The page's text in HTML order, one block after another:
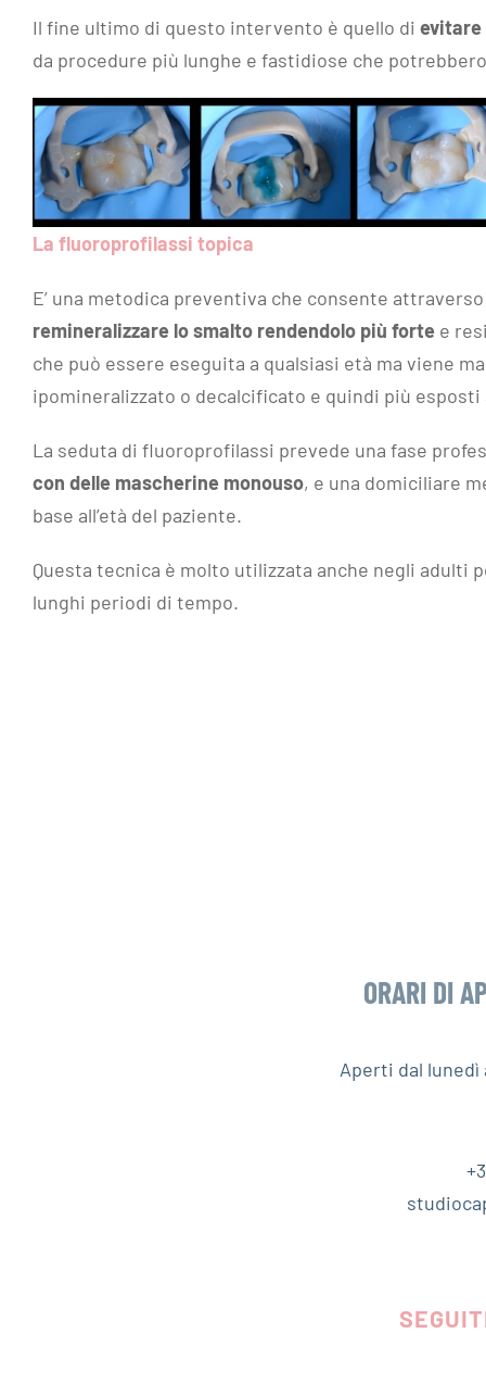
Il fine ultimo di questo intervento è quello di evitare
da procedure più lunghe e fastidiose che
La fluoroprofilassi topica
E’ una metodica preventiva che consente
remineralizzare lo smalto rendendolo più forte e
che può essere eseguita a qualsiasi età ma viene
ipomineralizzato o decalcificato e quindi più
La seduta di fluoroprofilassi prevede una fase
con delle mascherine monouso, e una domiciliare
base all’età del paziente.
Questa tecnica è molto utilizzata anche negli adulti
lunghi periodi di tempo.
ORARI DI
Aperti dal